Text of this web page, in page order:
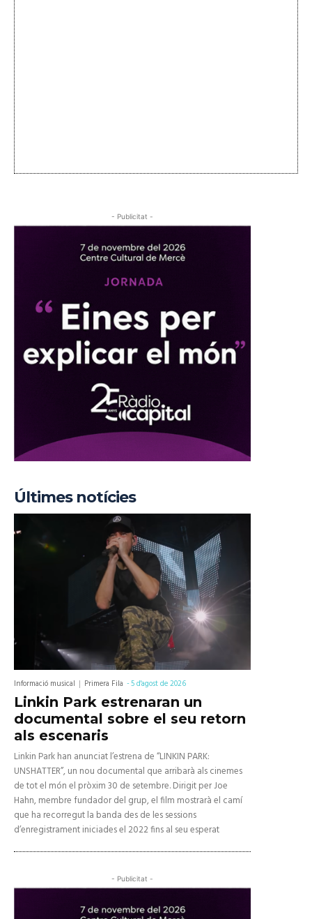
- Publicitat -
Últimes notícies
Informació musical Primera Fila -5 d'agost de 2026
Linkin Park estrenaran un
documental sobre el seu retorn
als escenaris
Linkin Park han anunciat l’estrena de “LINKIN PARK:
UNSHATTER”, un nou documental que arribarà als cinemes
de tot el món el pròxim 30 de setembre. Dirigit per Joe
Hahn, membre fundador del grup, el film mostrarà el camí
que ha recorregut la banda des de les sessions
d’enregistrament iniciades el 2022 fins al seu esperat
- Publicitat -